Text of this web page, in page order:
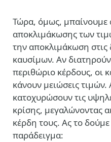
Τώρα, όμως, μπαίνουμε
αποκλιμάκωσης των
την αποκλιμάκωση στις
καυσίμων. Αν
περιθώριο κέρδους, οι
κάνουν μειώσεις
κατοχυρώσουν τις
κρίσης, μεγαλώνοντας
κέρδη τους. Ας το
παράδειγμα: